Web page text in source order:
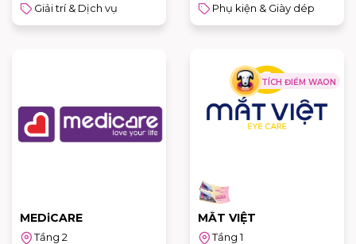
Giải trí & Dịch vụ
Phụ kiện & Giày dép
MEDiCARE
Tầng 2
TÍCH ĐIỂM WAON
MẮT VIỆT
Tầng 1